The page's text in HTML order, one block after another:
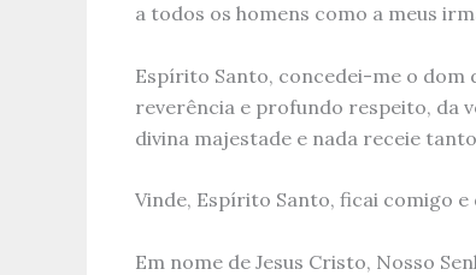
a todos os homens como a meus
Espírito Santo, concedei-me o dom
reverência e profundo respeito, da
divina majestade e nada receie
Vinde, Espírito Santo, ficai comigo
Em nome de Jesus Cristo, Nosso